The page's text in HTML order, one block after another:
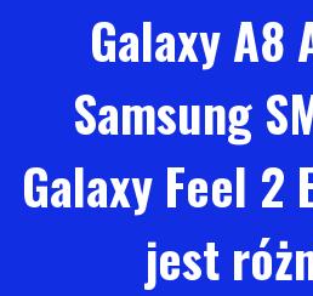
Galaxy A8
Samsung
Galaxy Feel 2
jest